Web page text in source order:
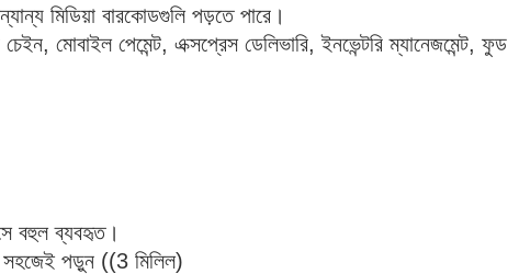
মিডিয়া বারকোডগুলি পড়তে পারে।
মোবাইল পেমেন্ট, এক্সপ্রেস ডেলিভারি, ইনভেন্টরি ম্যানেজমেন্ট, ফুড
বহুল ব্যবহৃত।
সহজেই পড়ুন ((3 মিলিল)